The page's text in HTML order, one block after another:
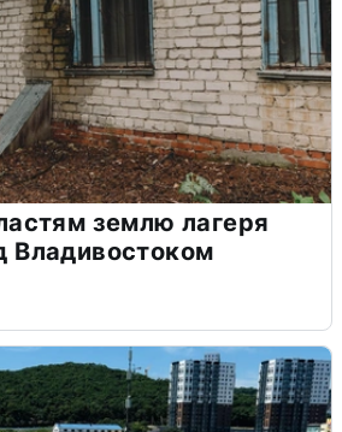
землю лагеря
Владивостоком